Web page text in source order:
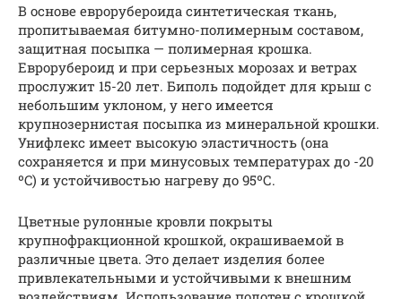
В основе еврорубероида синтетическая ткань,
пропитываемая битумно-полимерным составом,
защитная посыпка — полимерная крошка.
Еврорубероид и при серьезных морозах и ветрах
прослужит 15-20 лет. Биполь подойдет для крыш с
небольшим уклоном, у него имеется
крупнозернистая посыпка из минеральной крошки.
Унифлекс имеет высокую эластичность (она
сохраняется и при минусовых температурах до -20
ºC) и устойчивостью нагреву до 95ºС.
Цветные рулонные кровли покрыты
крупнофракционной крошкой, окрашиваемой в
различные цвета. Это делает изделия более
привлекательными и устойчивыми к внешним